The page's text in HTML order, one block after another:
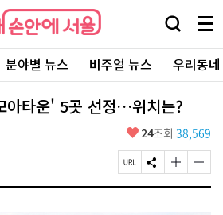
검
창
열
기
메
뉴
전
체
보
분야별 뉴스 비주얼 뉴스 우리동
아타운' 5곳 선정…위치는?
좋
요
24조회 38,569
페
이
S
N
글
자
글
자